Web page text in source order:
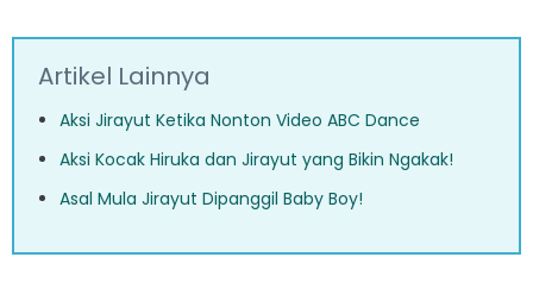
Artikel Lainnya
Aksi Jirayut Ketika Nonton Video ABC Dance
Aksi Kocak Hiruka dan Jirayut yang Bikin Ngakak!
Asal Mula Jirayut Dipanggil Baby Boy!